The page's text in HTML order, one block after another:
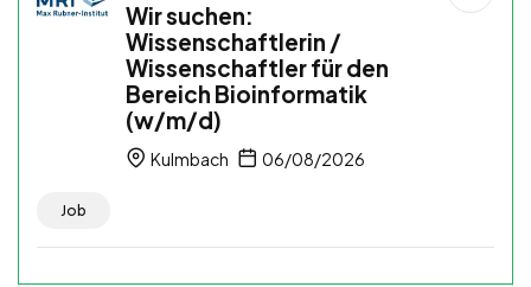
Wir suchen:
Wissenschaftlerin /
Wissenschaftler für den
Bereich Bioinformatik
(w/m/d)
Kulmbach 06/08/2026
Job